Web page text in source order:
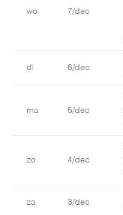
wo 7/dec
di 6/dec
ma 5/dec
zo 4/dec
za 3/dec